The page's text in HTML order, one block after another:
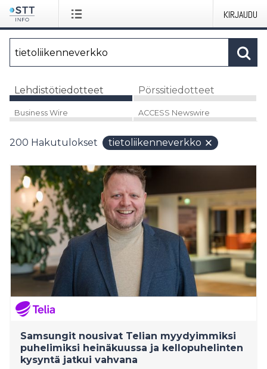
KIRJAUDU
Lehdistötiedotteet Pörssitiedotteet
Business Wire ACCESS Newswire
200 Hakutulokset tietoliikenneverkko
Samsungit nousivat Telian myydyimmiksi
puhelimiksi heinäkuussa ja kellopuhelinten
kysyntä jatkui vahvana